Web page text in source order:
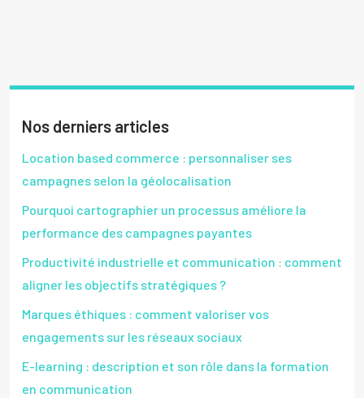
Nos derniers articles
Location based commerce : personnaliser ses
campagnes selon la géolocalisation
Pourquoi cartographier un processus améliore la
performance des campagnes payantes
Productivité industrielle et communication : comment
aligner les objectifs stratégiques ?
Marques éthiques : comment valoriser vos
engagements sur les réseaux sociaux
E-learning : description et son rôle dans la formation
en communication